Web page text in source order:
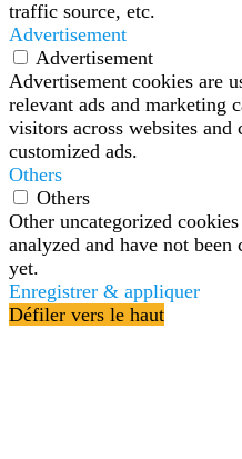
traffic source, etc.
Advertisement
Advertisement
Advertisement cookies are
relevant ads and marketing
visitors across websites
customized ads.
Others
Others
Other uncategorized
analyzed and have not
yet.
Enregistrer & appliquer
Défiler vers le haut